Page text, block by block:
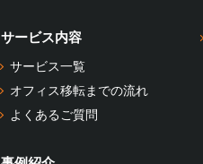
サービス内容
サービス一覧
オフィス移転までの流れ
よくあるご質問